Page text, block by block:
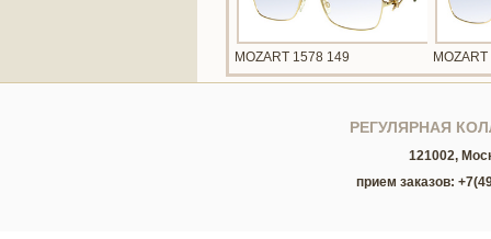
MOZART 1578 149
РЕГУЛЯРНАЯ
121002,
прием заказов: